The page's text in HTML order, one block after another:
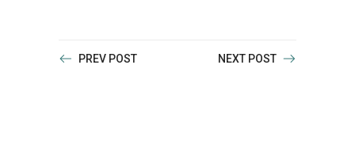
PREV POST NEXT POST